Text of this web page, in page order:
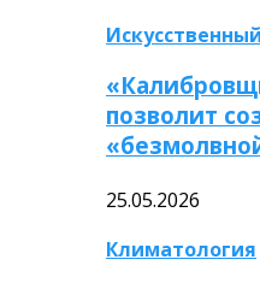
позволит
25.05.2026
Климатология